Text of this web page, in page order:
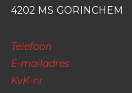
4202 MS GORINCHEM
Telefoon
E-mailadres
KvK-nr